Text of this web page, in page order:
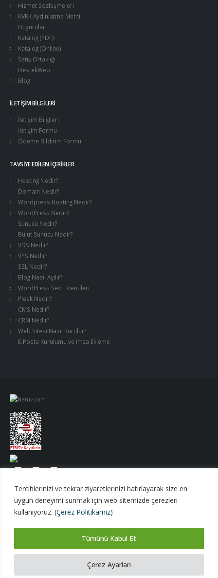
Tercihlerinizi ve tekrar ziyaretlerinizi hatırlayarak size en
uygun deneyimi sunmak için web sitemizde çerezleri
kullanıyoruz. (Çerez Politikamız)
Çerez Ayarları
Tümünü Kabul Et
Hizmet Sözleşmeleri
KVKK Aydınlatma Metni
Duyurular
Katalog (PDF)
Katalog (Online)
Satış Ortaklığı
DestekWeb
Blog
İLETIŞIM BILGILERI
İletişim Bilgileri
İletişim Formu
Ödeme Bildirim Formu
TAVSIYE EDILEN İÇERIKLER
Hosting Nedir?
Domain Nedir?
Wordpress Hosting Nedir?
WordPress Nedir?
Sunucu Nedir?
Bulut Sunucu Nedir?
VDS Nedir?
VPS Nedir?
SSL Nedir?
Blog Nasıl Açılır?
WordPress Seo Eklentileri
Plesk Nedir?
CMS Nedir?
CRM Nedir?
Web Sitesi Nasıl Kurulur?
E-Posta Kurulumu ve İmza Ekleme
Netuv Bilişim A.Ş. | © 1998 - 2026 Tüm hakları saklıdır.
versiyon 06062026